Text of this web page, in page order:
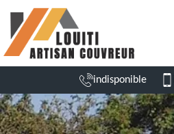
indisponible